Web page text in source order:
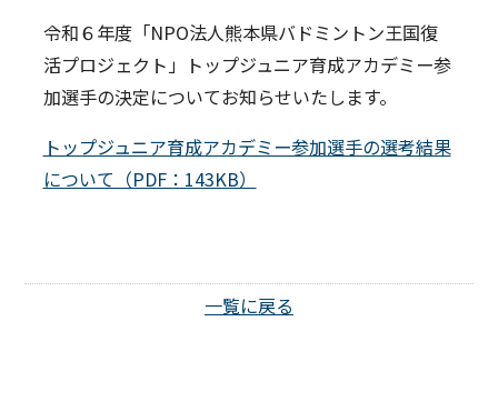
令和６年度「NPO法人熊本県バドミントン王国復
活プロジェクト」トップジュニア育成アカデミー参
加選手の決定についてお知らせいたします。
トップジュニア育成アカデミー参加選手の選考結果
について（PDF：143KB）
一覧に戻る
Twitter